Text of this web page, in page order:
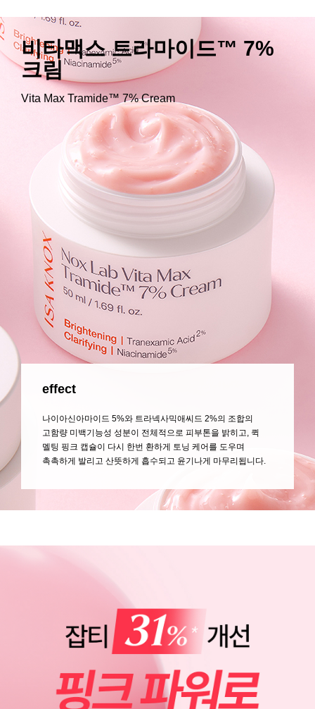
비타맥스 트라마이드™ 7%
크림
Vita Max Tramide™ 7% Cream
effect
나이아신아마이드 5%와 트라넥사믹애씨드 2%의 조합의
고함량 미백기능성 성분이 전체적으로 피부톤을 밝히고, 퀵
멜팅 핑크 캡슐이 다시 한번 환하게 토닝 케어를 도우며
촉촉하게 발리고 산뜻하게 흡수되고 윤기나게 마무리됩니다.